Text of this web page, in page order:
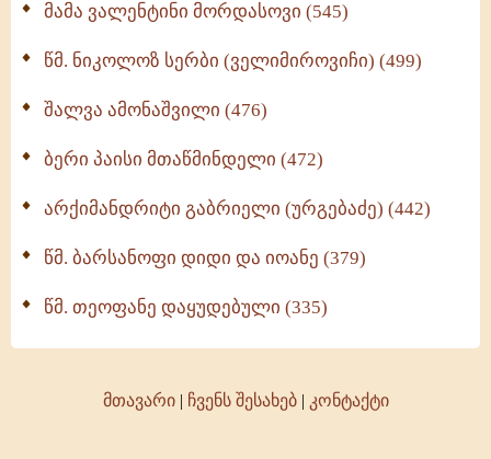
მამა ვალენტინი მორდასოვი (545)
წმ. ნიკოლოზ სერბი (ველიმიროვიჩი) (499)
შალვა ამონაშვილი (476)
ბერი პაისი მთაწმინდელი (472)
არქიმანდრიტი გაბრიელი (ურგებაძე) (442)
წმ. ბარსანოფი დიდი და იოანე (379)
წმ. თეოფანე დაყუდებული (335)
მთავარი| ჩვენს შესახებ| კონტაქტი